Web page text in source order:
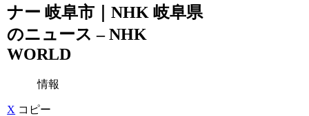
ナー 岐阜市｜NHK 岐阜県
のニュース – NHK
WORLD
情報
X コピー